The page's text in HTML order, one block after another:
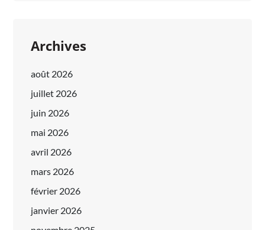
Archives
août 2026
juillet 2026
juin 2026
mai 2026
avril 2026
mars 2026
février 2026
janvier 2026